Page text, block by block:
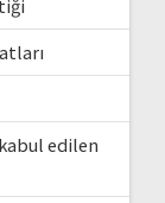
edilen